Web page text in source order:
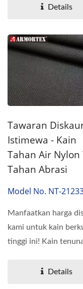
Details
Tawaran
Istimewa - Kain
Tahan Air Nylon
Tahan Abrasi
Model No. NT-
Manfaatkan harga
kami untuk kain
tinggi ini! Kain
Details